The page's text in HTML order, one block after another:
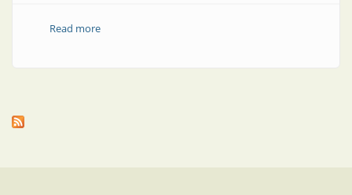
Read moreabout Entrevista | Mano a mano con un experto en